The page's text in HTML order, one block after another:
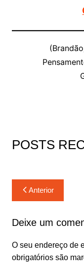
POSTS
Navegação
de
Post
Anterior
Deixe um
O seu endereço de
obrigatórios são